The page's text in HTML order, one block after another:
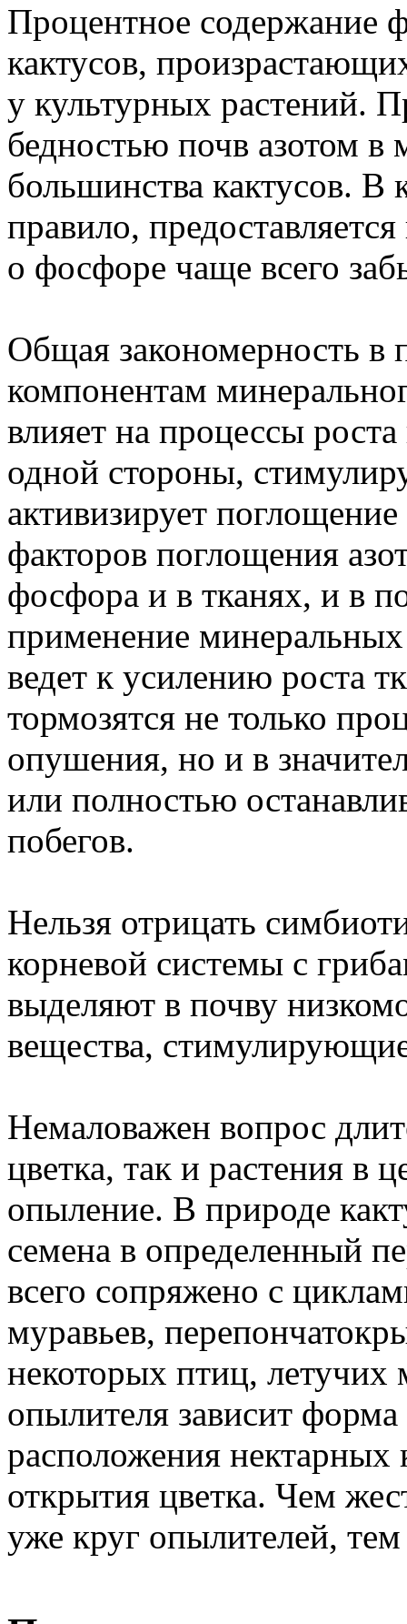
Процентное содержание
кактусов,
у культурных растений.
бедностью почв азотом в
большинства кактусов. В
правило,
о фосфоре чаще всего
Общая закономерность в
компонентам
влияет на процессы
одной стороны,
активизирует
факторов поглощения
фосфора и в тканях, и в
применение
ведет к усилению роста
тормозятся не только
опушения, но и в
или полностью
побегов.
Нельзя отрицать
корневой системы с
выделяют в почву
вещества,
Немаловажен вопрос
цветка, так и растения в
опыление. В природе
семена в определенный
всего сопряжено с
муравьев,
некоторых птиц,
опылителя зависит
расположения нектарных
открытия цветка. Чем
уже круг опылителей,